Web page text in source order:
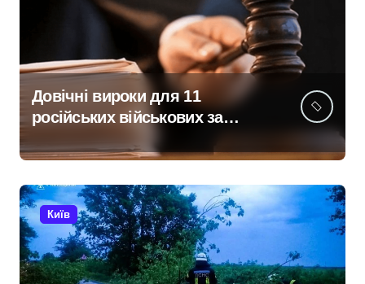
Довічні вироки для 11
російських військових за
Київщині
Київ